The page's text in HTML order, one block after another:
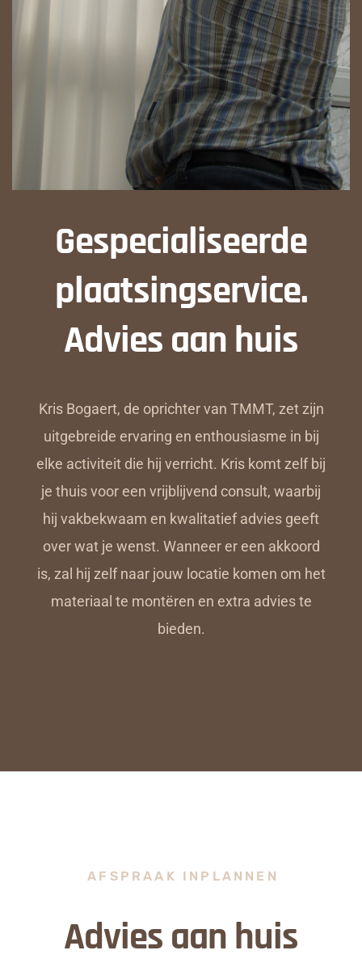
Gespecialiseerde
plaatsingservice.
Advies aan huis
Kris Bogaert, de oprichter van TMMT, zet zijn
uitgebreide ervaring en enthousiasme in bij
elke activiteit die hij verricht. Kris komt zelf bij
je thuis voor een vrijblijvend consult, waarbij
hij vakbekwaam en kwalitatief advies geeft
over wat je wenst. Wanneer er een akkoord
is, zal hij zelf naar jouw locatie komen om het
materiaal te montëren en extra advies te
bieden.
AFSPRAAK INPLANNEN
Advies aan huis